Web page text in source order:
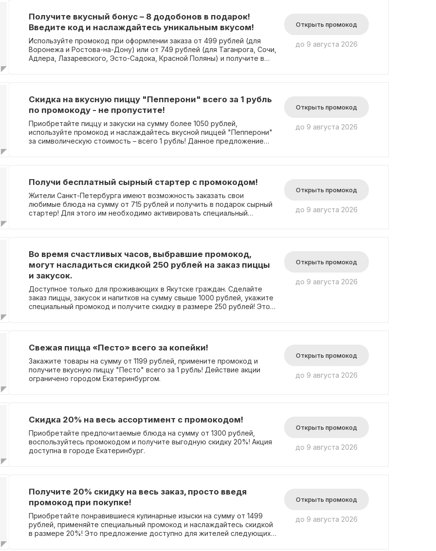
Получите вкусный бонус – 8 додобонов в подарок!
Введите код и наслаждайтесь уникальным вкусом!
Используйте промокод при оформлении заказа от 499 рублей (для
Воронежа и Ростова-на-Дону) или от 749 рублей (для Таганрога, Сочи,
Адлера, Лазаревского, Эсто-Садока, Красной Поляны) и получите в
Открыть промокод
до 9 августа 2026
Cкидка на вкусную пиццу "Пепперони" всего за 1 рубль
по промокоду - не пропустите!
Приобретайте пиццу и закуски на сумму более 1050 рублей,
используйте промокод и наслаждайтесь вкусной пиццей "Пепперони"
за символическую стоимость – всего 1 рубль! Данное предложение
Открыть промокод
до 9 августа 2026
Получи бесплатный сырный стартер с промокодом!
Жители Санкт-Петербурга имеют возможность заказать свои
любимые блюда на сумму от 715 рублей и получить в подарок сырный
стартер! Для этого им необходимо активировать специальный
Открыть промокод
до 9 августа 2026
Во время счастливых часов, выбравшие промокод,
могут насладиться скидкой 250 рублей на заказ пиццы
и закусок.
Доступное только для проживающих в Якутске граждан. Сделайте
заказ пиццы, закусок и напитков на сумму свыше 1000 рублей, укажите
специальный промокод и получите скидку в размере 250 рублей! Это
Открыть промокод
до 9 августа 2026
Свежая пицца «Песто» всего за копейки!
Закажите товары на сумму от 1199 рублей, примените промокод и
получите вкусную пиццу "Песто" всего за 1 рубль! Действие акции
ограничено городом Екатеринбургом.
Открыть промокод
до 9 августа 2026
Скидка 20% на весь ассортимент с промокодом!
Приобретайте предпочитаемые блюда на сумму от 1300 рублей,
воспользуйтесь промокодом и получите выгодную скидку 20%! Акция
доступна в городе Екатеринбург.
Открыть промокод
до 9 августа 2026
Получите 20% скидку на весь заказ, просто введя
промокод при покупке!
Приобретайте понравившиеся кулинарные изыски на сумму от 1499
рублей, применяйте специальный промокод и наслаждайтесь скидкой
в размере 20%! Это предложение доступно для жителей следующих
Открыть промокод
до 9 августа 2026